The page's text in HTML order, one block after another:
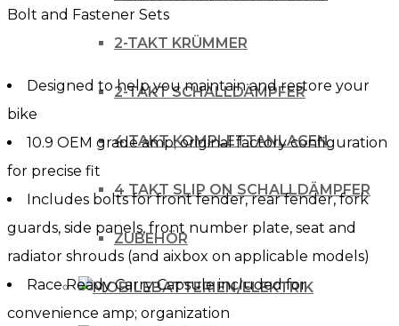
2-TAKT KRÜMMER
2-TAKT SCHALLDÄMPFER
4 TAKT KOMPLETTANLAGEN
4 TAKT SLIP ON SCHALLDÄMPFER
ZUBEHÖR
BATTERIEN/ELEKTRIK
Bolt and Fastener Sets
Designed to help you maintain and restore your
bike
10.9 OEM grade amp; original factory configuration
for precise fit
Includes bolts for front fender, rear fender, fork
guards, side panels, front number plate, seat and
radiator shrouds (and aixbox on applicable models)
Race Ready Carry Capsule included for
convenience amp; organization